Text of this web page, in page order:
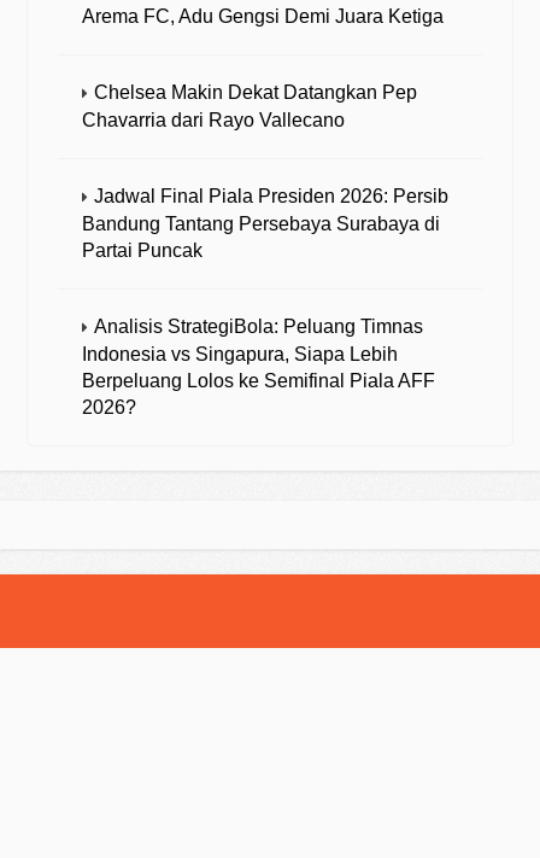
Arema FC, Adu Gengsi Demi Juara Ketiga
Chelsea Makin Dekat Datangkan Pep
Chavarria dari Rayo Vallecano
Jadwal Final Piala Presiden 2026: Persib
Bandung Tantang Persebaya Surabaya di
Partai Puncak
Analisis StrategiBola: Peluang Timnas
Indonesia vs Singapura, Siapa Lebih
Berpeluang Lolos ke Semifinal Piala AFF
2026?